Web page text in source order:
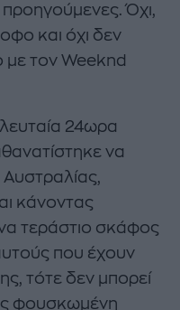
Όχι,
και όχι δεν
με τον Weeknd
24ωρα
να
κάνοντας
τεράστιο σκάφος
που έχουν
τότε δεν μπορεί
φουσκωμένη